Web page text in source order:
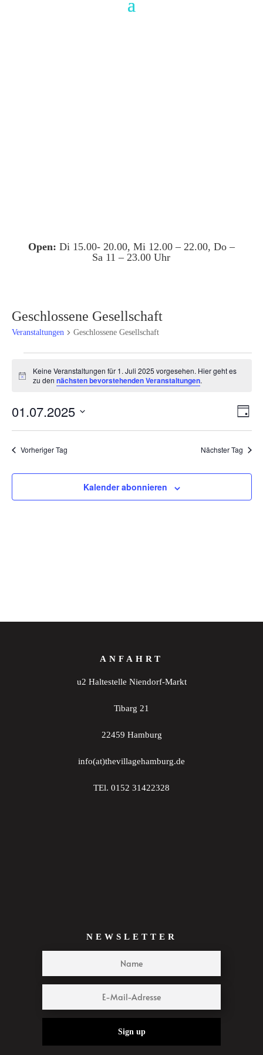
Open: Di 15.00- 20.00, Mi 12.00 – 22.00, Do –
Sa 11 – 23.00 Uhr
Geschlossene Gesellschaft
Veranstaltungen Geschlossene Gesellschaft
für
Juli
2025
Hinweis
Keine Veranstaltungen für 1. Juli 2025 vorgesehen. Hier geht es
zu den nächsten bevorstehenden Veranstaltungen.
Tag
01.07.2025
Vorheriger Tag Nächster Tag
Kalender abonnieren
ANFAHRT
u2 Haltestelle Niendorf-Markt
Tibarg 21
22459 Hamburg
info(at)thevillagehamburg.de
TEl. 0152 31422328
NEWSLETTER
Sign up